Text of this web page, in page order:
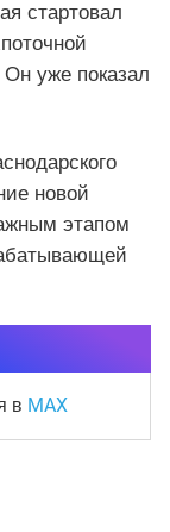
стартовал
уже показал
новой
этапом
в MAX